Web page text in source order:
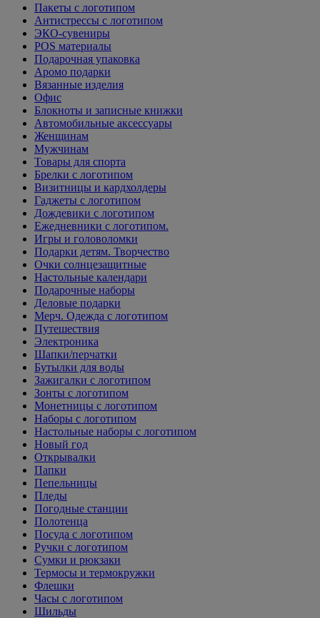
Пакеты с логотипом
Антистрессы с логотипом
ЭКО-сувениры
POS материалы
Подарочная упаковка
Аромо подарки
Вязанные изделия
Офис
Блокноты и записные книжки
Автомобильные аксессуары
Женщинам
Мужчинам
Товары для спорта
Брелки с логотипом
Визитницы и кардхолдеры
Гаджеты с логотипом
Дождевики с логотипом
Ежедневники с логотипом.
Игры и головоломки
Подарки детям. Творчество
Очки солнцезащитные
Настольные календари
Подарочные наборы
Деловые подарки
Мерч. Одежда с логотипом
Путешествия
Электроника
Шапки/перчатки
Бутылки для воды
Зажигалки с логотипом
Зонты с логотипом
Монетницы с логотипом
Наборы с логотипом
Настольные наборы с логотипом
Новый год
Открывалки
Папки
Пепельницы
Пледы
Погодные станции
Полотенца
Посуда с логотипом
Ручки с логотипом
Сумки и рюкзаки
Термосы и термокружки
Флешки
Часы с логотипом
Шильды